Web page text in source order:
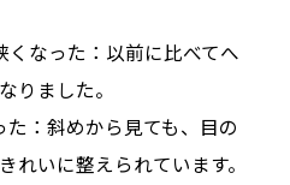
くなった ：以前に比べてへ
りました。
た ：斜めから見ても、目の
れいに整えられています。